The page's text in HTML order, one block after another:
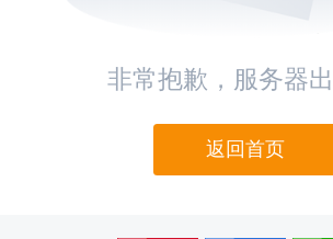
非常抱歉，服务器
返回首页